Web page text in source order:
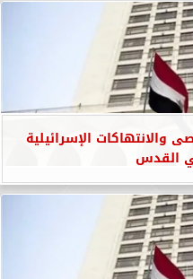
والانتهاكات الإسرائيلية
القدس